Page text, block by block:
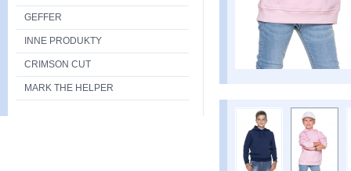
GEFFER
INNE PRODUKTY
CRIMSON CUT
MARK THE HELPER